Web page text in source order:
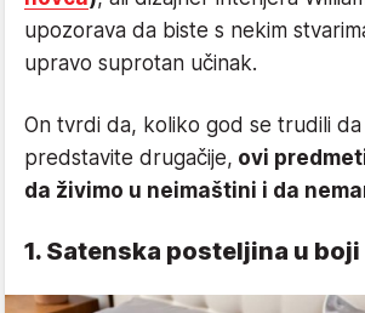
upozorava da biste s nekim
upravo suprotan učinak.
On tvrdi da, koliko god se trudili da
predstavite drugačije, ovi
da živimo u neimaštini i da
1. Satenska posteljina u boji